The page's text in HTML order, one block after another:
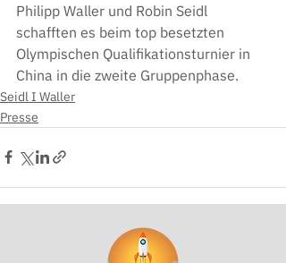
Philipp Waller und Robin Seidl
schafften es beim top besetzten
Olympischen Qualifikationsturnier in
China in die zweite Gruppenphase.
Seidl I Waller
Presse